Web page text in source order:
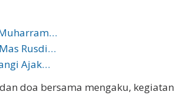
Rusdi…
Ajak…
doa bersama mengaku, kegiatan